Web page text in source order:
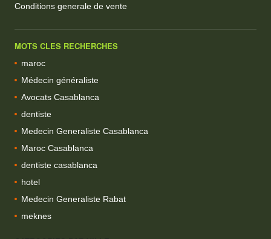
Conditions generale de vente
MOTS CLES RECHERCHES
maroc
Médecin généraliste
Avocats Casablanca
dentiste
Medecin Generaliste Casablanca
Maroc Casablanca
dentiste casablanca
hotel
Medecin Generaliste Rabat
meknes